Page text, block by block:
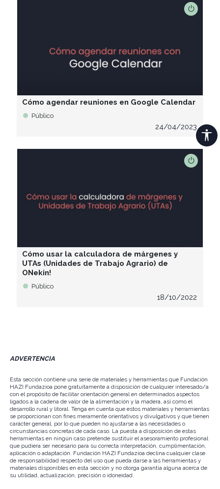
Cómo agendar reuniones en Google Calendar
Público
24/04/2023
Cómo usar la calculadora de márgenes y
UTAs (Unidades de Trabajo Agrario) de
ONekin!
Público
18/10/2022
ADVERTENCIA
Esta sección contiene una serie de materiales y herramientas que Fundación
HAZI Fundazioa pone gratuitamente a disposición de cualquier interesado/a
con el propósito de facilitar orientación general en determinados aspectos
ligados a la cadena de valor de la alimentación y la madera, así como el
desarrollo rural y litoral. Tenga en cuenta que estos materiales y herramientas
se proporcionan con fines meramente orientativos y divulgativos y que tienen
carácter general, por lo que pueden no ajustarse a las necesidades o
circunstancias concretas de cada caso. La puesta a disposición de estas
herramientas en ningún caso pretende sustituir el asesoramiento profesional
que pudiera ser necesario para su correcta interpretación, cumplimentación,
aplicación o adaptación. Fundación HAZI Fundazioa declina cualquier clase
de responsabilidad respecto del uso que pueda darse a las herramientas y
materiales disponibles en esta sección y no otorga garantía alguna acerca de
su utilidad, actualización, precisión o idoneidad.